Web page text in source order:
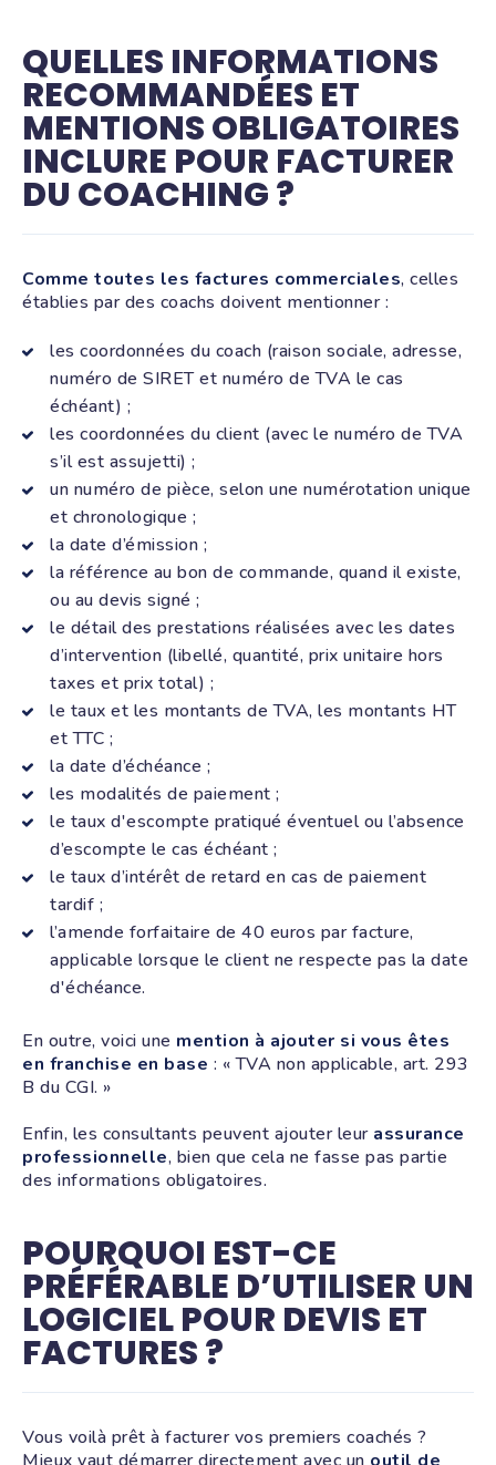
QUELLES INFORMATIONS
RECOMMANDÉES ET
MENTIONS OBLIGATOIRES
INCLURE POUR FACTURER
DU COACHING ?
Comme toutes les factures commerciales, celles
établies par des coachs doivent mentionner :
les coordonnées du coach (raison sociale, adresse,
numéro de SIRET et numéro de TVA le cas
échéant) ;
les coordonnées du client (avec le numéro de TVA
s’il est assujetti) ;
un numéro de pièce, selon une numérotation unique
et chronologique ;
la date d’émission ;
la référence au bon de commande, quand il existe,
ou au devis signé ;
le détail des prestations réalisées avec les dates
d’intervention (libellé, quantité, prix unitaire hors
taxes et prix total) ;
le taux et les montants de TVA, les montants HT
et TTC ;
la date d’échéance ;
les modalités de paiement ;
le taux d'escompte pratiqué éventuel ou l’absence
d’escompte le cas échéant ;
le taux d’intérêt de retard en cas de paiement
tardif ;
l’amende forfaitaire de 40 euros par facture,
applicable lorsque le client ne respecte pas la date
d'échéance.
En outre, voici une mention à ajouter si vous êtes
en franchise en base : « TVA non applicable, art. 293
B du CGI. »
Enfin, les consultants peuvent ajouter leur assurance
professionnelle, bien que cela ne fasse pas partie
des informations obligatoires.
POURQUOI EST-CE
PRÉFÉRABLE D’UTILISER UN
LOGICIEL POUR DEVIS ET
FACTURES ?
Vous voilà prêt à facturer vos premiers coachés ?